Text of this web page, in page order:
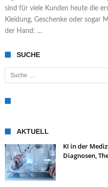
sind für viele Kunden heute die
Kleidung, Geschenke oder sogar
der Hand: …
SUCHE
Suche nach:
AKTUELL
KI in der
Diagnosen,